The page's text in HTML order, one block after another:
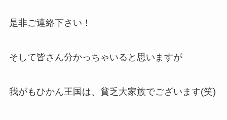
是非ご連絡下さい！
そして皆さん分かっちゃいると思いますが
我がもひかん王国は、貧乏大家族でございます(笑)